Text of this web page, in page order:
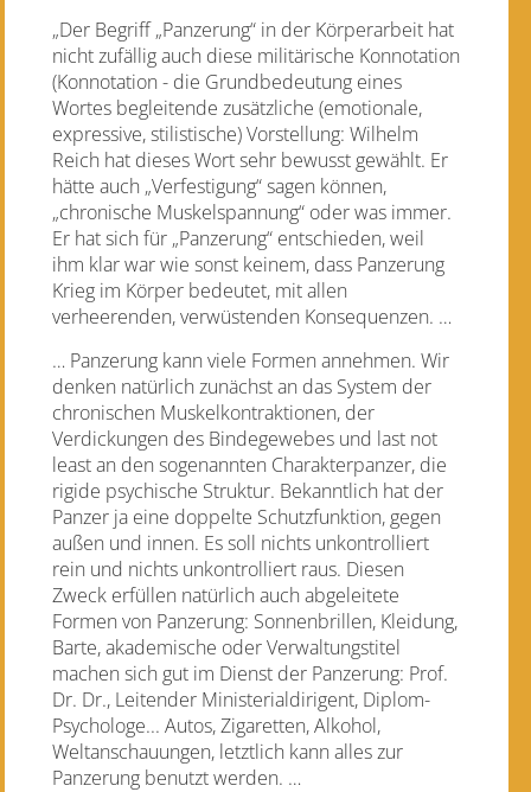
„Der Begriff „Panzerung“ in der Körperarbeit hat
nicht zufällig auch diese militärische Konnotation
(Konnotation - die Grundbedeutung eines
Wortes begleitende zusätzliche (emotionale,
expressive, stilistische) Vorstellung: Wilhelm
Reich hat dieses Wort sehr bewusst gewählt. Er
hätte auch „Verfestigung“ sagen können,
„chronische Muskelspannung“ oder was immer.
Er hat sich für „Panzerung“ entschieden, weil
ihm klar war wie sonst keinem, dass Panzerung
Krieg im Körper bedeutet, mit allen
verheerenden, verwüstenden Konsequenzen. …
… Panzerung kann viele Formen annehmen. Wir
denken natürlich zunächst an das System der
chronischen Muskelkontraktionen, der
Verdickungen des Bindegewebes und last not
least an den sogenannten Charakterpanzer, die
rigide psychische Struktur. Bekanntlich hat der
Panzer ja eine doppelte Schutzfunktion, gegen
außen und innen. Es soll nichts unkontrolliert
rein und nichts unkontrolliert raus. Diesen
Zweck erfüllen natürlich auch abgeleitete
Formen von Panzerung: Sonnenbrillen, Kleidung,
Barte, akademische oder Verwaltungstitel
machen sich gut im Dienst der Panzerung: Prof.
Dr. Dr., Leitender Ministerialdirigent, Diplom-
Psychologe... Autos, Zigaretten, Alkohol,
Weltanschauungen, letztlich kann alles zur
Panzerung benutzt werden. …